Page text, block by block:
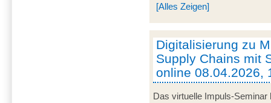
[Alles Zeigen]
Digitalisierung zu
Supply Chains mit
online 08.04.2026,
Das virtuelle Impuls-Seminar